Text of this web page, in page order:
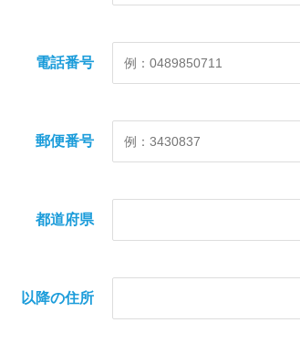
電話番号
郵便番号
都道府県
以降の住所